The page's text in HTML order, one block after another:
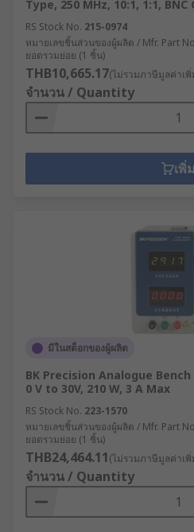
Type, 250 MHz, 10:1, 1:1,
RS Stock No. 215-0974
หมายเลขชิ้นส่วนของผู้ผลิต / Mfr. Part
ยอดรวมย่อย (1 ชิ้น)
THB10,665.17(ไม่รวมภาษีมูลค่าเพิ่
จำนวน / Quantity
เพิ่ม
มีในสต็อกของผู้ผลิต
BK Precision Analogue
0 V to 30V, 210 W, 3 A Max
RS Stock No. 223-1570
หมายเลขชิ้นส่วนของผู้ผลิต / Mfr. Part
ยอดรวมย่อย (1 ชิ้น)
THB24,464.11(ไม่รวมภาษีมูลค่าเพิ่
จำนวน / Quantity